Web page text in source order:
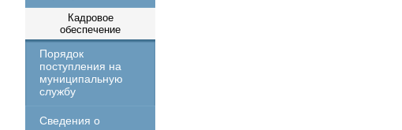
Кадровое
обеспечение
Порядок
поступления на
муниципальную
службу
Сведения о